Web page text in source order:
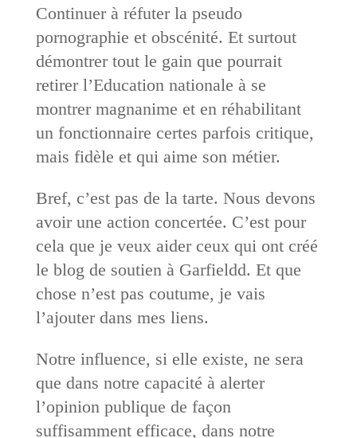
Continuer à réfuter la pseudo
pornographie et obscénité. Et surtout
démontrer tout le gain que pourrait
retirer l’Education nationale à se
montrer magnanime et en réhabilitant
un fonctionnaire certes parfois critique,
mais fidèle et qui aime son métier.
Bref, c’est pas de la tarte. Nous devons
avoir une action concertée. C’est pour
cela que je veux aider ceux qui ont créé
le blog de soutien à Garfieldd. Et que
chose n’est pas coutume, je vais
l’ajouter dans mes liens.
Notre influence, si elle existe, ne sera
que dans notre capacité à alerter
l’opinion publique de façon
suffisamment efficace, dans notre